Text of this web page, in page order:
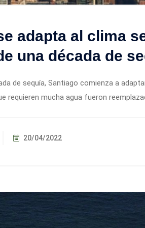
adapta al clima
una década de
de sequía, Santiago comienza a
requieren mucha agua fueron
20/04/2022